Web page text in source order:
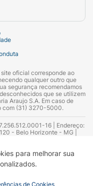
para melhorar sua
de Cookies
oficial corresponde ao
qualquer outro que
segurança recomendamos
que se utilizem
Araujo S.A. Em caso de
com (31) 3270-5000.
16 | Endereço:
- Belo Horizonte - MG |
Alvarenga – CRF 52.584 -
- CRF Nº 13.748. Alvará
da Empresa (AFE):